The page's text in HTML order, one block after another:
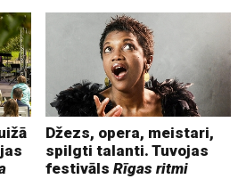
Džezs, opera, meistari,
spilgti talanti. Tuvojas
festivālsRīgas ritmi